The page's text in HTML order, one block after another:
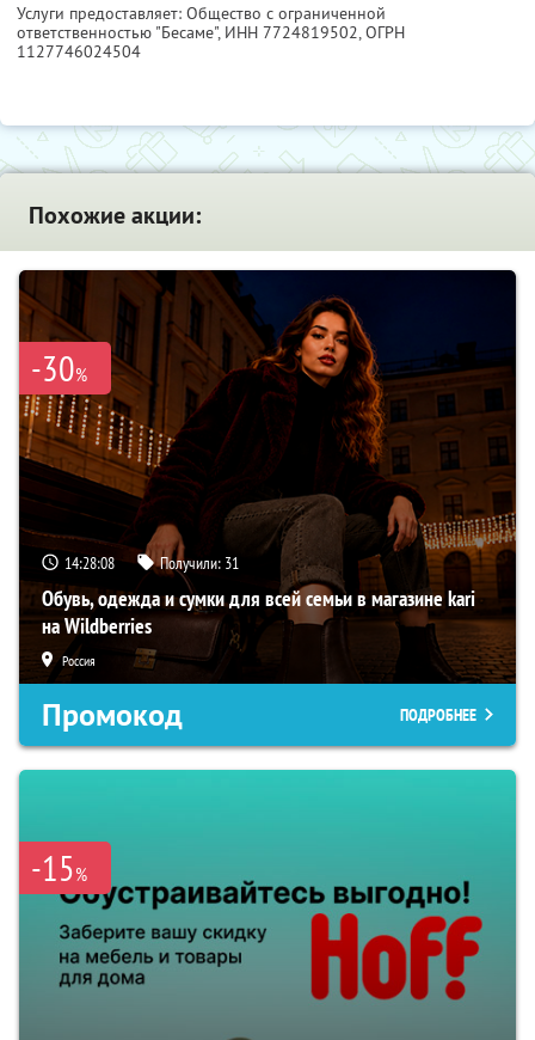
Услуги предоставляет: Общество с ограниченной
ответственностью "Бесаме", ИНН 7724819502, ОГРН
1127746024504
Похожие акции:
-30%
14:28:07 Получили: 31
Обувь, одежда и сумки для всей семьи в магазине kari
на Wildberries
Россия
Промокод ПОДРОБНЕЕ
-15%